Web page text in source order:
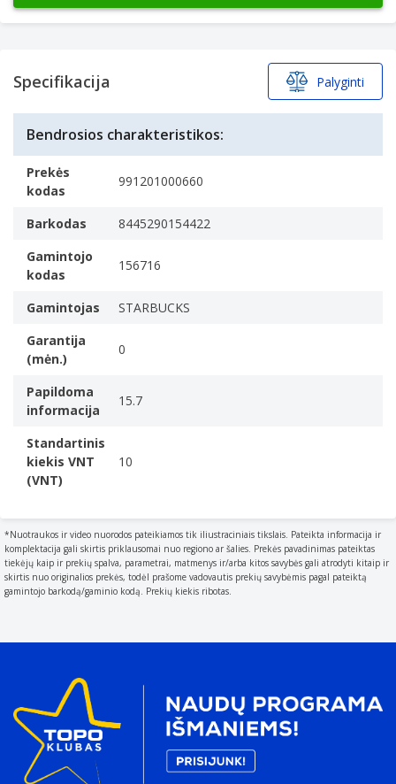
Specifikacija Palyginti
Bendrosios charakteristikos:
Prekės
kodas
991201000660
Barkodas
8445290154422
Gamintojo
kodas
156716
Gamintojas
STARBUCKS
Garantija
(mėn.)
0
Papildoma
informacija
15.7
Standartinis
kiekis VNT
(VNT)
10
*Nuotraukos ir video nuorodos pateikiamos tik iliustraciniais tikslais. Pateikta informacija ir
komplektacija gali skirtis priklausomai nuo regiono ar šalies. Prekės pavadinimas pateiktas
tiekėjų kaip ir prekių spalva, parametrai, matmenys ir/arba kitos savybės gali atrodyti kitaip ir
skirtis nuo originalios prekės, todėl prašome vadovautis prekių savybėmis pagal pateiktą
gamintojo barkodą/gaminio kodą. Prekių kiekis ribotas.